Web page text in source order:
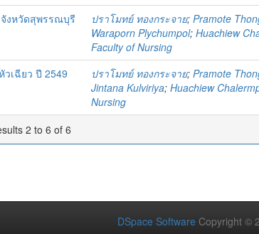
จังหวัดสุพรรณบุรี ปราโมทย์ ทองกระจาย; Pramote
Waraporn Plychumpol; Huachiew
Faculty of Nursing
เฉียว ปี 2549 ปราโมทย์ ทองกระจาย; Pramote
Jintana Kulviriya; Huachiew
Nursing
2 to 6 of 6
DSpace Software Copyright ©